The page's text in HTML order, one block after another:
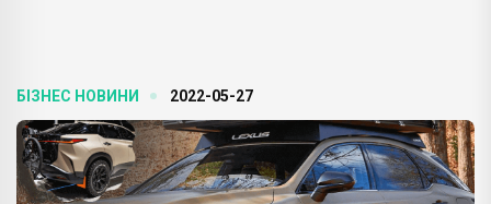
БІЗНЕС НОВИНИ 2022-05-27